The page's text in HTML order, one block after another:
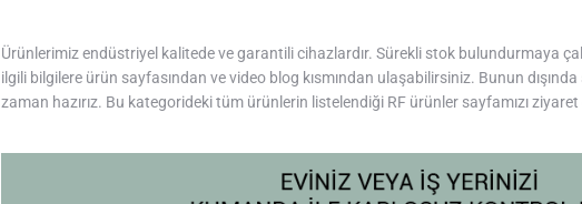
Ürünlerimiz endüstriyel kalitede ve garantili cihazlardır. Sürekli stok bulundurmaya
ilgili bilgilere ürün sayfasından ve video blog kısmından ulaşabilirsiniz. Bunun dışında
zaman hazırız. Bu kategorideki tüm ürünlerin listelendiği RF ürünler sayfamızı